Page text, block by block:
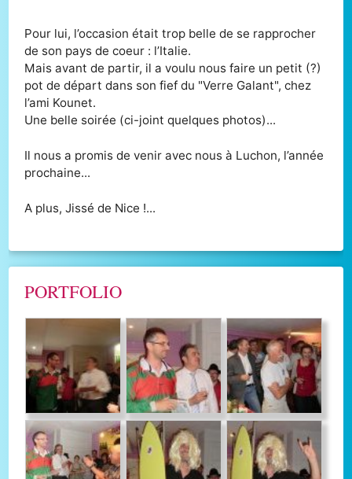
Pour lui, l’occasion était trop belle de se rapprocher
de son pays de coeur : l’Italie.
Mais avant de partir, il a voulu nous faire un petit (?)
pot de départ dans son fief du "Verre Galant", chez
l’ami Kounet.
Une belle soirée (ci-joint quelques photos)...
Il nous a promis de venir avec nous à Luchon, l’année
prochaine...
A plus, Jissé de Nice !...
PORTFOLIO